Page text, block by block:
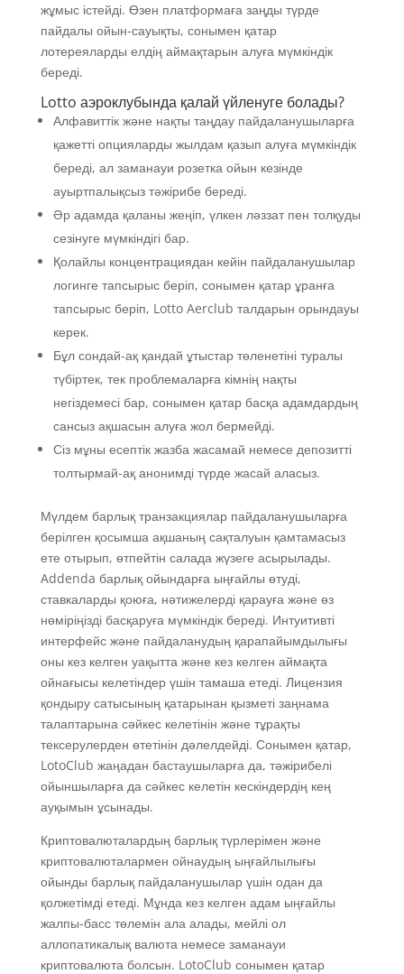
жұмыс істейді. Өзен платформаға заңды түрде
пайдалы ойын-сауықты, сонымен қатар
лотереяларды елдің аймақтарын алуға мүмкіндік
береді.
Lotto аэроклубында қалай үйленуге болады?
Алфавиттік және нақты таңдау пайдаланушыларға
қажетті опцияларды жылдам қазып алуға мүмкіндік
береді, ал заманауи розетка ойын кезінде
ауыртпалықсыз тәжірибе береді.
Әр адамда қаланы жеңіп, үлкен ләззат пен толқуды
сезінуге мүмкіндігі бар.
Қолайлы концентрациядан кейін пайдаланушылар
логинге тапсырыс беріп, сонымен қатар ұранға
тапсырыс беріп, Lotto Aerclub талдарын орындауы
керек.
Бұл сондай-ақ қандай ұтыстар төленетіні туралы
түбіртек, тек проблемаларға кімнің нақты
негіздемесі бар, сонымен қатар басқа адамдардың
сансыз ақшасын алуға жол бермейді.
Сіз мұны есептік жазба жасамай немесе депозитті
толтырмай-ақ анонимді түрде жасай аласыз.
Мүлдем барлық транзакциялар пайдаланушыларға
берілген қосымша ақшаның сақталуын қамтамасыз
ете отырып, өтпейтін салада жүзеге асырылады.
Addenda барлық ойындарға ыңғайлы өтуді,
ставкаларды қоюға, нәтижелерді қарауға және өз
нөміріңізді басқаруға мүмкіндік береді. Интуитивті
интерфейс және пайдаланудың қарапайымдылығы
оны кез келген уақытта және кез келген аймақта
ойнағысы келетіндер үшін тамаша етеді. Лицензия
қондыру сатысының қатарынан қызметі заңнама
талаптарына сәйкес келетінін және тұрақты
тексерулерден өтетінін дәлелдейді. Сонымен қатар,
LotoClub жаңадан бастаушыларға да, тәжірибелі
ойыншыларға да сәйкес келетін кескіндердің кең
ауқымын ұсынады.
Криптовалюталардың барлық түрлерімен және
криптовалюталармен ойнаудың ыңғайлылығы
ойынды барлық пайдаланушылар үшін одан да
қолжетімді етеді. Мұнда кез келген адам ыңғайлы
жалпы-басс төлемін ала алады, мейлі ол
аллопатикалық валюта немесе заманауи
криптовалюта болсын. LotoClub сонымен қатар